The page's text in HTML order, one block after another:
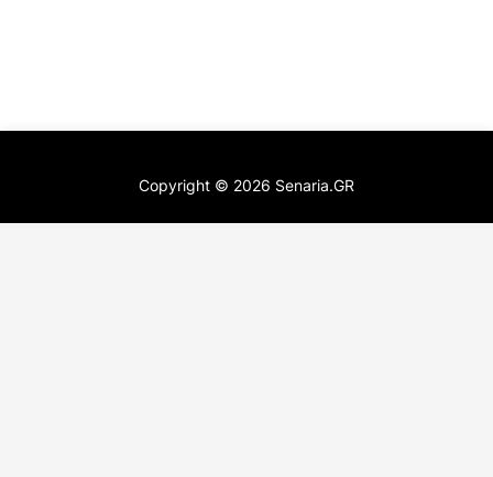
Copyright © 2026 Senaria.GR